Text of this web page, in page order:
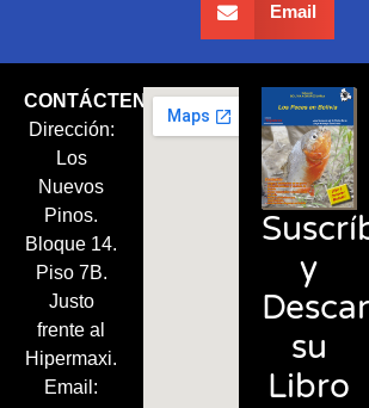
Email
CONTÁCTENOS
Dirección:
Los
Nuevos
Pinos.
Bloque 14.
Piso 7B.
Justo
frente al
Hipermaxi.
Email:
y
su
Libro